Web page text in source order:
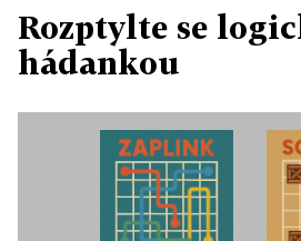
Rozptylte se
hádankou